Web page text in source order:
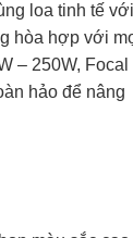
loa tinh tế với
hòa hợp với
– 250W, Focal
hảo để nâng